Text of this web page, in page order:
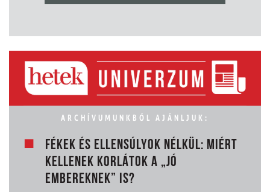
ARCHÍVUMUNKBÓL AJÁNLJUK:
FÉKEK ÉS ELLENSÚLYOK NÉLKÜL: MIÉRT
KELLENEK KORLÁTOK A „JÓ
EMBEREKNEK” IS?